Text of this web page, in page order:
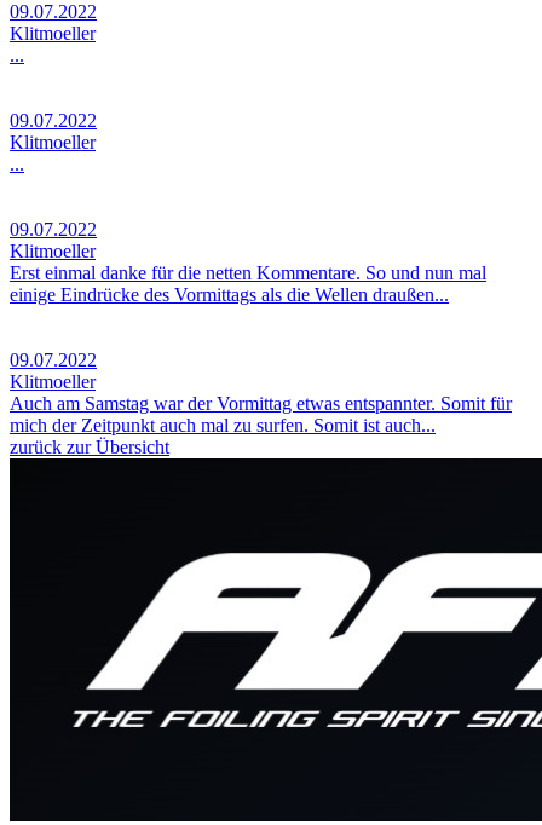
09.07.2022
Klitmoeller
...
09.07.2022
Klitmoeller
...
09.07.2022
Klitmoeller
Erst einmal danke für die netten Kommentare. So und nun mal
einige Eindrücke des Vormittags als die Wellen draußen...
09.07.2022
Klitmoeller
Auch am Samstag war der Vormittag etwas entspannter. Somit für
mich der Zeitpunkt auch mal zu surfen. Somit ist auch...
zurück zur Übersicht